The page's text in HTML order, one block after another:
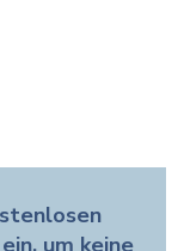
um keine